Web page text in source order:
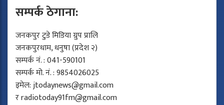
सम्पर्क ठेगाना:
जनकपुर टुडे मिडिया ग्रुप प्रालि
जनकपुरधाम, धनुषा (प्रदेश २)
सम्पर्क नं. : 041-590101
सम्पर्क मो. नं. : 9854026025
इमेल:jtodaynews@gmail.com
रradiotoday91fm@gmail.com